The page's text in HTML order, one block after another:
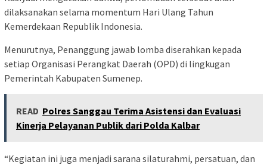
dilaksanakan selama momentum Hari Ulang Tahun
Kemerdekaan Republik Indonesia.
Menurutnya, Penanggung jawab lomba diserahkan kepada
setiap Organisasi Perangkat Daerah (OPD) di lingkugan
Pemerintah Kabupaten Sumenep.
READ Polres Sanggau Terima Asistensi dan Evaluasi
Kinerja Pelayanan Publik dari Polda Kalbar
“Kegiatan ini juga menjadi sarana silaturahmi, persatuan, dan